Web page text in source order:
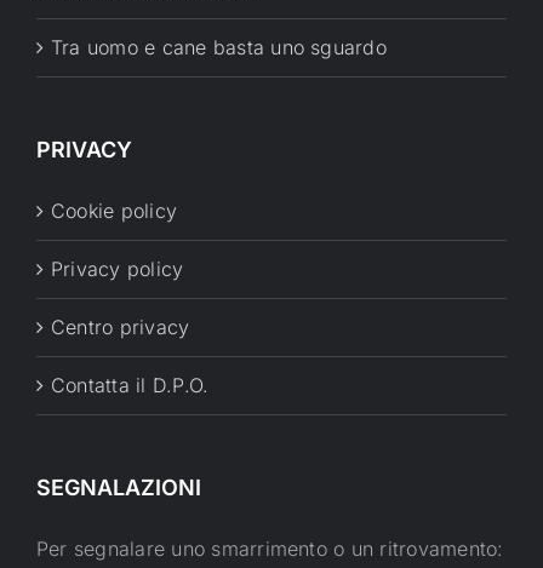
Tra uomo e cane basta uno sguardo
PRIVACY
Cookie policy
Privacy policy
Centro privacy
Contatta il D.P.O.
SEGNALAZIONI
Per segnalare uno smarrimento o un ritrovamento: